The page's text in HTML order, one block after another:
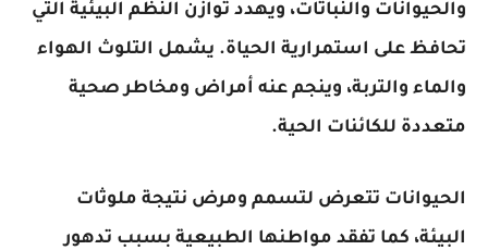
والحيوانات والنباتات، ويهدد توازن النظم البيئية التي
تحافظ على استمرارية الحياة. يشمل التلوث الهواء
والماء والتربة، وينجم عنه أمراض ومخاطر صحية
متعددة للكائنات الحية.
الحيوانات تتعرض لتسمم ومرض نتيجة ملوثات
البيئة، كما تفقد مواطنها الطبيعية بسبب تدهور